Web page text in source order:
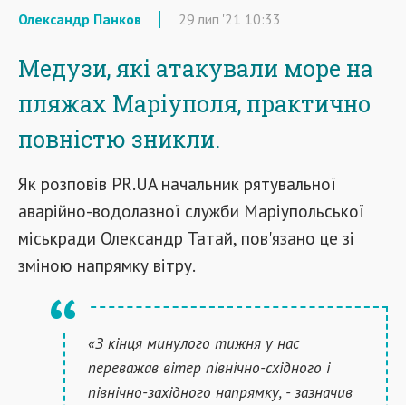
Олександр Панков 29 лип '21 10:33
Медузи, які атакували море на
пляжах Маріуполя, практично
повністю зникли.
Як розповів PR.UA начальник рятувальної
аварійно-водолазної служби Маріупольської
міськради Олександр Татай, пов'язано це зі
зміною напрямку вітру.
«З кінця минулого тижня у нас
переважав вітер північно-східного і
північно-західного напрямку, - зазначив